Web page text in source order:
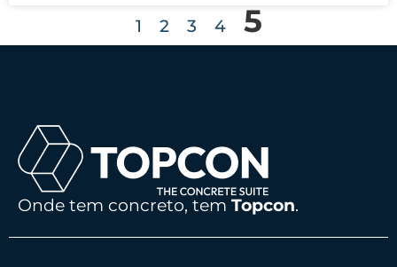
1 2 3 4 5
Onde tem concreto, tem Topcon.